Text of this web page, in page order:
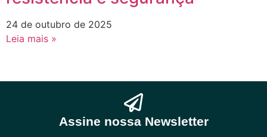
24 de outubro de 2025
Leia mais »
Assine nossa Newsletter